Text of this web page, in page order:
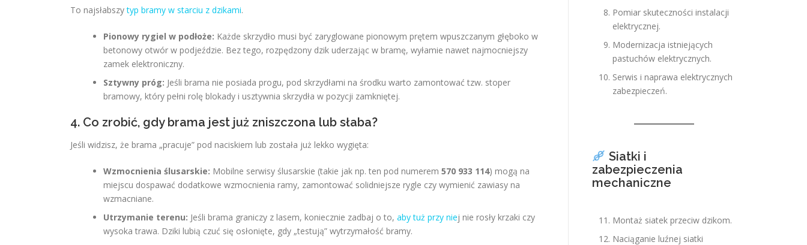
To najsłabszytyp bramy w starciu z dzikami.
Pionowy rygiel w podłoże: Każde skrzydło musi być zaryglowane pionowym prętem wpuszczanym głęboko w
betonowy otwór w podjeździe. Bez tego, rozpędzony dzik uderzając w bramę, wyłamie nawet najmocniejszy
zamek elektroniczny.
Sztywny próg: Jeśli brama nie posiada progu, pod skrzydłami na środku warto zamontować tzw. stoper
bramowy, który pełni rolę blokady i usztywnia skrzydła w pozycji zamkniętej.
4. Co zrobić, gdy brama jest już zniszczona lub słaba?
Jeśli widzisz, że brama „pracuje” pod naciskiem lub została już lekko wygięta:
Wzmocnienia ślusarskie: Mobilne serwisy ślusarskie (takie jak np. ten pod numerem 570 933 114) mogą na
miejscu dospawać dodatkowe wzmocnienia ramy, zamontować solidniejsze rygle czy wymienić zawiasy na
wzmacniane.
Utrzymanie terenu: Jeśli brama graniczy z lasem, koniecznie zadbaj o to, aby tuż przy niej nie rosły krzaki czy
wysoka trawa. Dziki lubią czuć się osłonięte, gdy „testują” wytrzymałość bramy.
Pomiar skuteczności instalacji
elektrycznej.
Modernizacja istniejących
pastuchów elektrycznych.
Serwis i naprawa elektrycznych
zabezpieczeń.
Siatki i
zabezpieczenia
mechaniczne
Montaż siatek przeciw dzikom.
Naciąganie luźnej siatki